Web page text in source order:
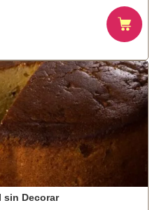
sin Decorar